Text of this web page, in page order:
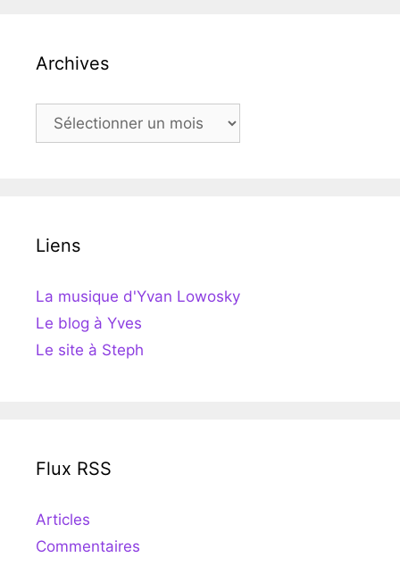
Archives
Archives
Liens
La musique d'Yvan Lowosky
Le blog à Yves
Le site à Steph
Flux RSS
Articles
Commentaires